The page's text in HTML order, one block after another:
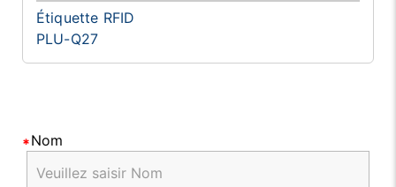
Étiquette RFID
PLU-Q27
Nom